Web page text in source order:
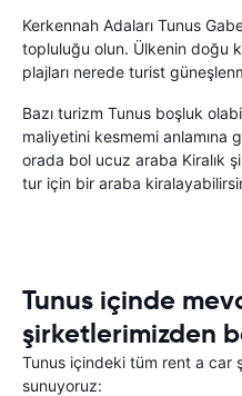
Kerkennah Adaları Tunus
topluluğu olun. Ülkenin doğu
plajları nerede turist
Bazı turizm Tunus boşluk
maliyetini kesmemi anlamına
orada bol ucuz araba Kiralık
tur için bir araba
Tunus içinde
şirketlerimizden
Tunus içindeki tüm rent a car
sunuyoruz: